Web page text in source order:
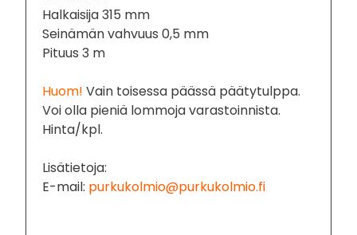
Halkaisija 315 mm
Seinämän vahvuus 0,5 mm
Pituus 3 m
Huom! Vain toisessa päässä päätytulppa.
Voi olla pieniä lommoja varastoinnista.
Hinta/kpl.
Lisätietoja:
E-mail: purkukolmio@purkukolmio.fi